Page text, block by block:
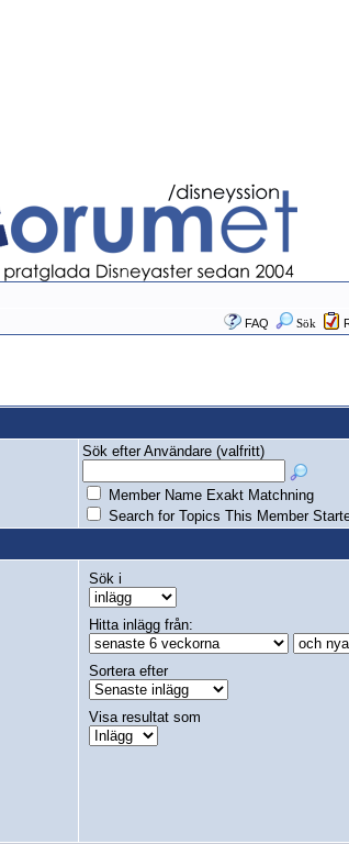
FAQ
Sök
Sök efter Användare (valfritt)
Member Name Exakt Matchning
Search for Topics This Member
Sök i
Hitta inlägg från:
Sortera efter
Visa resultat som